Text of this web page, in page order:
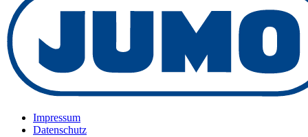
Impressum
Datenschutz